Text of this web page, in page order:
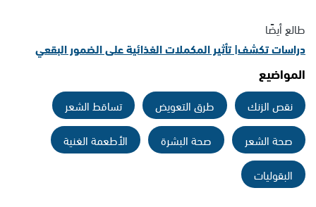
طالع أيضًا
دراسات تكشف| تأثير المكملات الغذائية على الضمور البقعي
المواضيع
نقص الزنك طرق التعويض
تساقط الشعر
صحة الشعر
صحة البشرة
الأطعمة الغنية
البقوليات